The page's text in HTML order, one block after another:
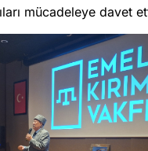
mücadeleye davet